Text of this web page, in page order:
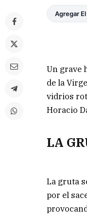
Agregar
Un grave
de la
vidrios
Horacio
LA
La gruta
por el